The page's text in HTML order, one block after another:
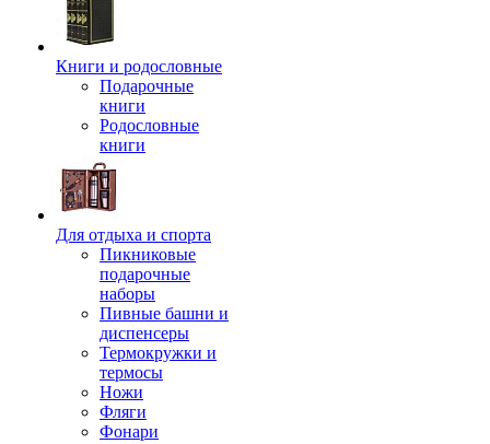
Книги и родословные
Подарочные
книги
Родословные
книги
Для отдыха и спорта
Пикниковые
подарочные
наборы
Пивные башни и
диспенсеры
Термокружки и
термосы
Ножи
Фляги
Фонари